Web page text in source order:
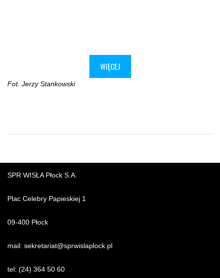
WIĘCEJ
Fot. Jerzy Stankowski
SPR WISŁA Płock S.A.
Plac Celebry Papieskiej 1
09-400 Płock
mail: sekretariat@sprwislaplock.pl
tel: (24) 364 50 60